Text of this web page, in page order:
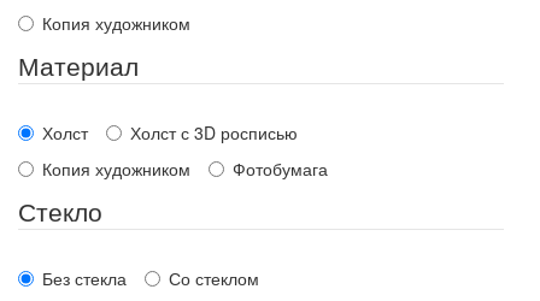
Копия художником
Материал
Холст
Холст с 3D росписью
Копия художником
Фотобумага
Стекло
Без стекла
Со стеклом